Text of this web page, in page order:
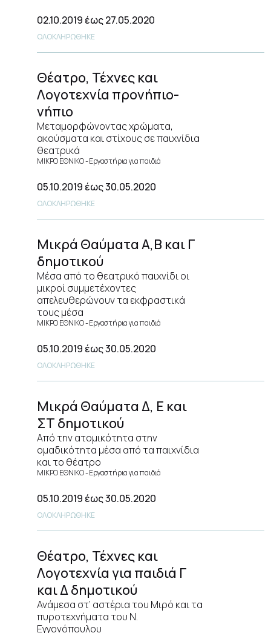
02.10.2019 έως 27.05.2020
ΟΛΟΚΛΗΡΩΘΗΚΕ
05.10.2019 έως 30.05.2020
ΟΛΟΚΛΗΡΩΘΗΚΕ
Θέατρο, Τέχνες και
Λογοτεχνία προνήπιο-
νήπιο
Μεταμορφώνοντας χρώματα,
ακούσματα και στίχους σε παιχνίδια
θεατρικά
ΜΙΚΡΟ ΕΘΝΙΚΟ Εργαστήρια για παιδιά
05.10.2019 έως 30.05.2020
ΟΛΟΚΛΗΡΩΘΗΚΕ
Μικρά Θαύματα Α,Β και Γ
δημοτικού
Μέσα από το θεατρικό παιχνίδι οι
μικροί συμμετέχοντες
απελευθερώνουν τα εκφραστικά
τους μέσα
ΜΙΚΡΟ ΕΘΝΙΚΟ Εργαστήρια για παιδιά
05.10.2019 έως 30.05.2020
ΟΛΟΚΛΗΡΩΘΗΚΕ
Μικρά Θαύματα Δ, Ε και
ΣΤ δημοτικού
Από την ατομικότητα στην
ομαδικότητα μέσα από τα παιχνίδια
και το θέατρο
ΜΙΚΡΟ ΕΘΝΙΚΟ Εργαστήρια για παιδιά
Θέατρο, Τέχνες και
Λογοτεχνία για παιδιά Γ
και Δ δημοτικού
Ανάμεσα στ’ αστέρια του Μιρό και τα
πυροτεχνήματα του Ν.
Εγγονόπουλου